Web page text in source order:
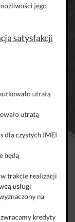
jego
satysfakcji
utratą
utratą
dla czystych IMEI
będą
trakcie realizacji
usługi
na
kredyty